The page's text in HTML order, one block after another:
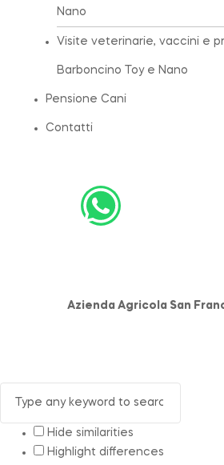
Nano
Visite veterinarie, vaccini e
Barboncino Toy e Nano
Pensione Cani
Contatti
Azienda Agricola San
Hide similarities
Highlight differences